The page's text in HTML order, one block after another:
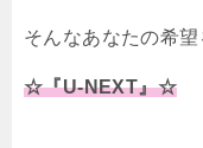
そんなあなたの希
☆『U-NEXT』☆